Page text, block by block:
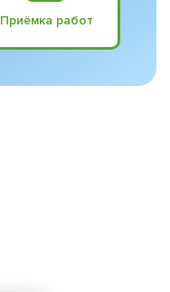
Приёмка работ